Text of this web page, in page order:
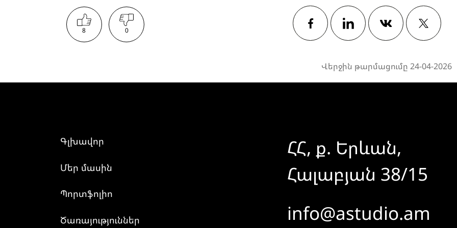
8 0
Facebook Linkedin Vkontakte Twitter
Վերջին թարմացումը 24-04-2026
Գլխավոր
Մեր մասին
Պորտֆոլիո
Ծառայություններ
ՀՀ, ք. Երևան,
Հալաբյան 38/15
info@astudio.am